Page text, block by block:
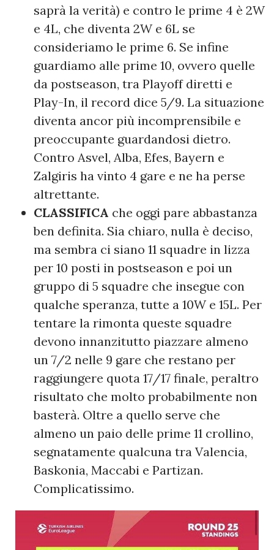
saprà la verità) e contro le prime 4 è 2W
e 4L, che diventa 2W e 6L se
consideriamo le prime 6. Se infine
guardiamo alle prime 10, ovvero quelle
da postseason, tra Playoff diretti e
Play-In, il record dice 5/9. La situazione
diventa ancor più incomprensibile e
preoccupante guardandosi dietro.
Contro Asvel, Alba, Efes, Bayern e
Zalgiris ha vinto 4 gare e ne ha perse
altrettante.
CLASSIFICA che oggi pare abbastanza
ben definita. Sia chiaro, nulla è deciso,
ma sembra ci siano 11 squadre in lizza
per 10 posti in postseason e poi un
gruppo di 5 squadre che insegue con
qualche speranza, tutte a 10W e 15L. Per
tentare la rimonta queste squadre
devono innanzitutto piazzare almeno
un 7/2 nelle 9 gare che restano per
raggiungere quota 17/17 finale, peraltro
risultato che molto probabilmente non
basterà. Oltre a quello serve che
almeno un paio delle prime 11 crollino,
segnatamente qualcuna tra Valencia,
Baskonia, Maccabi e Partizan.
Complicatissimo.